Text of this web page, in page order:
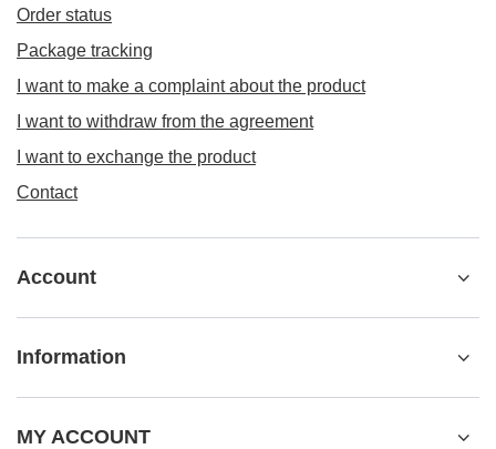
Order status
Package tracking
I want to make a complaint about the product
I want to withdraw from the agreement
I want to exchange the product
Contact
Account
Information
MY ACCOUNT